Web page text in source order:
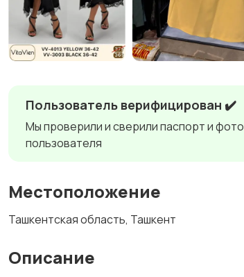
Пользователь верифицирован ✔️
Мы проверили и сверили паспорт и фото
пользователя
Местоположение
Ташкентская область, Ташкент
Описание